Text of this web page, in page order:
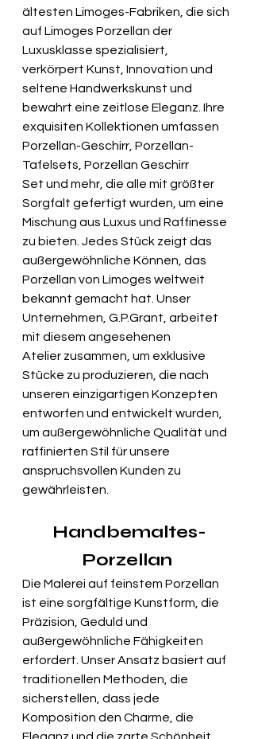
ältesten Limoges-Fabriken, die sich
auf Limoges Porzellan der
Luxusklasse spezialisiert,
verkörpert Kunst, Innovation und
seltene Handwerkskunst und
bewahrt eine zeitlose Eleganz. Ihre
exquisiten Kollektionen umfassen
Porzellan-Geschirr, Porzellan-
Tafelsets, Porzellan Geschirr
Set und mehr, die alle mit größter
Sorgfalt gefertigt wurden, um eine
Mischung aus Luxus und Raffinesse
zu bieten. Jedes Stück zeigt das
außergewöhnliche Können, das
Porzellan von Limoges weltweit
bekannt gemacht hat. Unser
Unternehmen, G.P.Grant, arbeitet
mit diesem angesehenen
Atelier zusammen, um exklusive
Stücke zu produzieren, die nach
unseren einzigartigen Konzepten
entworfen und entwickelt wurden,
um außergewöhnliche Qualität und
raffinierten Stil für unsere
anspruchsvollen Kunden zu
gewährleisten.
Handbemaltes-
Porzellan
Die Malerei auf feinstem Porzellan
ist eine sorgfältige Kunstform, die
Präzision, Geduld und
außergewöhnliche Fähigkeiten
erfordert. Unser Ansatz basiert auf
traditionellen Methoden, die
sicherstellen, dass jede
Komposition den Charme, die
Eleganz und die zarte Schönheit